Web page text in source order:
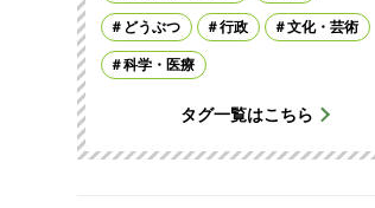
どうぶつ 行政 文化・芸術
科学・医療
タグ一覧はこちら